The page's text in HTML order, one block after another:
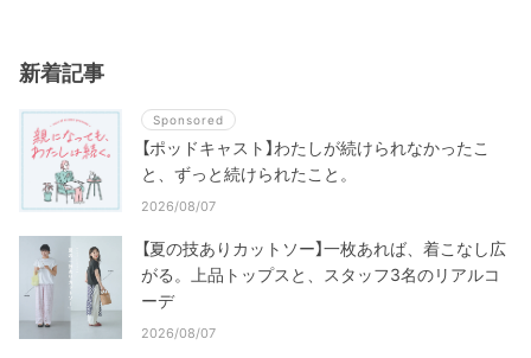
新着記事
Sponsored
【ポッドキャスト】わたしが続けられなかったこ
と、ずっと続けられたこと。
2026/08/07
【夏の技ありカットソー】一枚あれば、着こなし広
がる。上品トップスと、スタッフ3名のリアルコ
ーデ
2026/08/07